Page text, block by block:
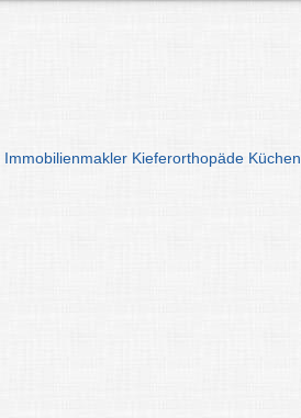
Immobilienmakler Kieferorthopäde Küchen